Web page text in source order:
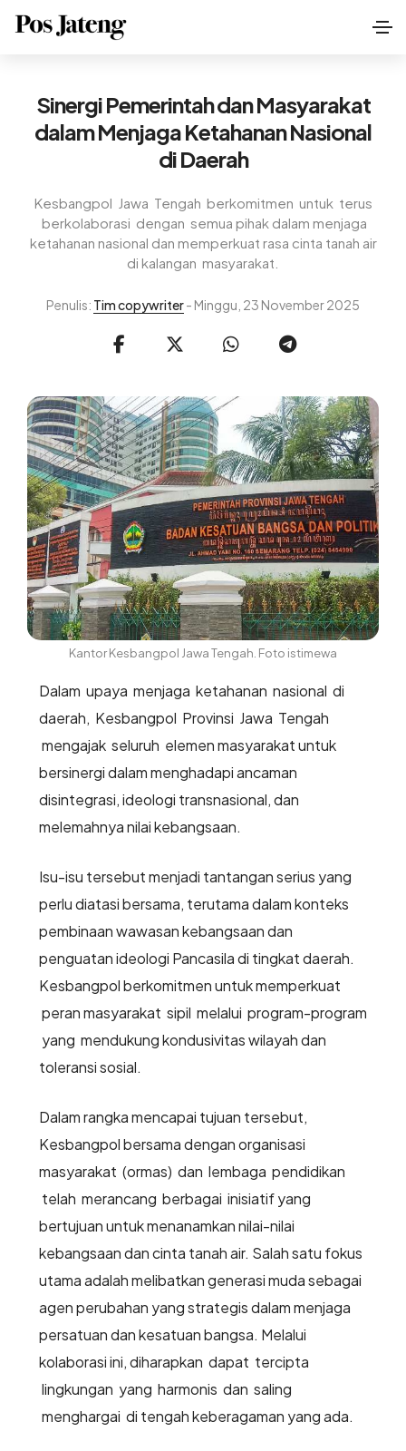
Sinergi Pemerintah dan Masyarakat
dalam Menjaga Ketahanan Nasional
di Daerah
Kesbangpol Jawa Tengah berkomitmen untuk terus
berkolaborasi dengan semua pihak dalam menjaga
ketahanan nasional dan memperkuat rasa cinta tanah air
di kalangan masyarakat.
Penulis: Tim copywriter- Minggu, 23 November 2025
Kantor Kesbangpol Jawa Tengah. Foto istimewa
Dalam upaya menjaga ketahanan nasional di
daerah, Kesbangpol Provinsi Jawa Tengah
mengajak seluruh elemen masyarakat untuk
bersinergi dalam menghadapi ancaman
disintegrasi, ideologi transnasional, dan
melemahnya nilai kebangsaan.
Isu-isu tersebut menjadi tantangan serius yang
perlu diatasi bersama, terutama dalam konteks
pembinaan wawasan kebangsaan dan
penguatan ideologi Pancasila di tingkat daerah.
Kesbangpol berkomitmen untuk memperkuat
peran masyarakat sipil melalui program-program
yang mendukung kondusivitas wilayah dan
toleransi sosial.
Dalam rangka mencapai tujuan tersebut,
Kesbangpol bersama dengan organisasi
masyarakat (ormas) dan lembaga pendidikan
telah merancang berbagai inisiatif yang
bertujuan untuk menanamkan nilai-nilai
kebangsaan dan cinta tanah air. Salah satu fokus
utama adalah melibatkan generasi muda sebagai
agen perubahan yang strategis dalam menjaga
persatuan dan kesatuan bangsa. Melalui
kolaborasi ini, diharapkan dapat tercipta
lingkungan yang harmonis dan saling
menghargai di tengah keberagaman yang ada.